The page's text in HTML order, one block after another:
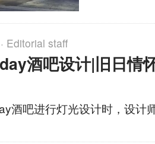
Editorial staff
酒吧设计|旧日情
酒吧进行灯光设计时，设计